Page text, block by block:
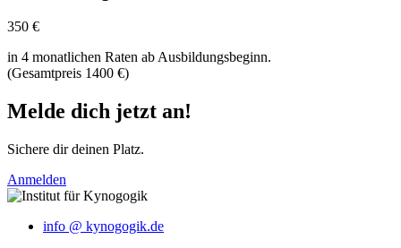
350 €
in 4 monatlichen Raten ab Ausbildungsbeginn.
(Gesamtpreis 1400 €)
Melde dich jetzt an!
Sichere dir deinen Platz.
Anmelden
info @ kynogogik.de